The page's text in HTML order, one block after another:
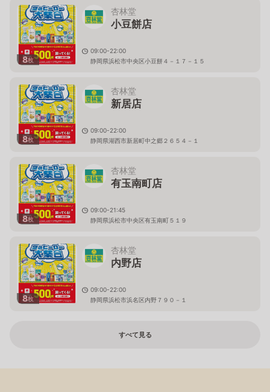
8枚
杏林堂
小豆餅店
09:00-22:00
静岡県浜松市中央区小豆餅４－１７－１５
8枚
杏林堂
新居店
09:00-22:00
静岡県湖西市新居町中之郷２６５４－１
8枚
杏林堂
有玉南町店
09:00-21:45
静岡県浜松市中央区有玉南町５１９
8枚
杏林堂
内野店
09:00-22:00
静岡県浜松市浜名区内野７９０－１
すべて見る